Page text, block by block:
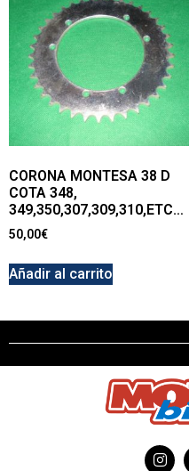
CORONA MONTESA 38 D
COTA 348,
349,350,307,309,310,ETC…
50,00€
Añadir al carrito